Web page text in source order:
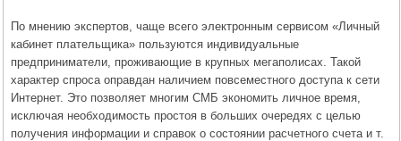
По мнению экспертов, чаще всего электронным сервисом «Личный
кабинет плательщика» пользуются индивидуальные
предприниматели, проживающие в крупных мегаполисах. Такой
характер спроса оправдан наличием повсеместного доступа к сети
Интернет. Это позволяет многим СМБ экономить личное время,
исключая необходимость простоя в больших очередях с целью
получения информации и справок о состоянии расчетного счета и т.